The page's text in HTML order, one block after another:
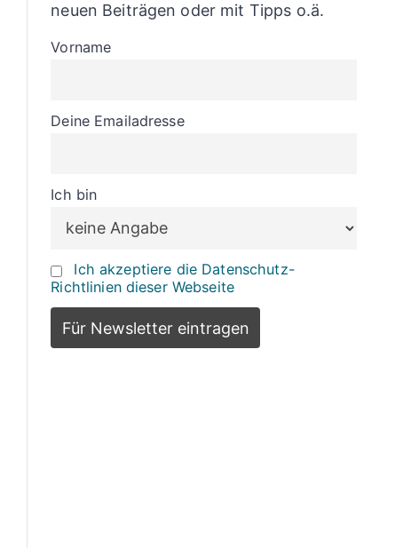
neuen Beiträgen oder mit Tipps o.ä.
Vorname
Deine Emailadresse
Ich bin
Ich akzeptiere die Datenschutz-
Richtlinien dieser Webseite